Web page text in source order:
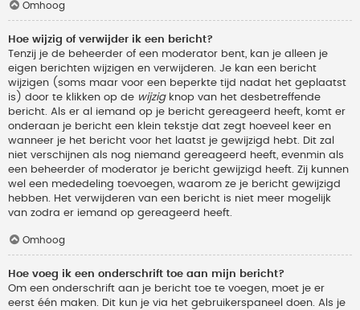
Omhoog
Hoe wijzig of verwijder ik een bericht?
Tenzij je de beheerder of een moderator bent, kan je alleen je
eigen berichten wijzigen en verwijderen. Je kan een bericht
wijzigen (soms maar voor een beperkte tijd nadat het geplaatst
is) door te klikken op de wijzigknop van het desbetreffende
bericht. Als er al iemand op je bericht gereageerd heeft, komt er
onderaan je bericht een klein tekstje dat zegt hoeveel keer en
wanneer je het bericht voor het laatst je gewijzigd hebt. Dit zal
niet verschijnen als nog niemand gereageerd heeft, evenmin als
een beheerder of moderator je bericht gewijzigd heeft. Zij kunnen
wel een mededeling toevoegen, waarom ze je bericht gewijzigd
hebben. Het verwijderen van een bericht is niet meer mogelijk
van zodra er iemand op gereageerd heeft.
Omhoog
Hoe voeg ik een onderschrift toe aan mijn bericht?
Om een onderschrift aan je bericht toe te voegen, moet je er
eerst één maken. Dit kun je via het gebruikerspaneel doen. Als je